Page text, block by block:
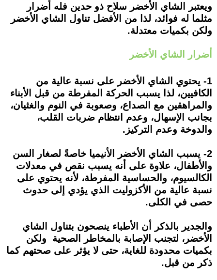
ويعتبر الشاي الأخضر سلاح ذو حدين فله أضرار
مثلما له فوائد، لذا من الأفضل تناول الشاي الأخضر
ولكن بكميات معتدلة.
أضرار الشاي الأخضر
1- يحتوي الشاي الأخضر على نسبة عالية من
الكافيين، لذا يسبب الحركة المفرطة من قبل الأبناء
والمراهقين مع الصداع، وصعوبة في النوم والغثيان،
بجانب الإسهال، وعدم انتظام ضربات القلب،
والدوخة وعدم التركيز.
2- يسبب الشاي الأخضر الأنيميا خاصةً لصغار السن
والأطفال، علاوة على أنه يسبب نقص في معدلات
الكالسيوم، والحساسية المفرطة، لأنه يحتوي على
نسبة عالية من الأكزوليت الذي يؤدي إلى حدوث
حصى في الكلى.
والجدير بالذكر أن الأطباء ينصحون بتناول الشاي
الأخضر، لتجنب الإصابة بالمخاطر الصحية ولكن
بكميات محدودة للغاية، حتى لا يؤثر على صحتهم كما
ذكر من قبل.